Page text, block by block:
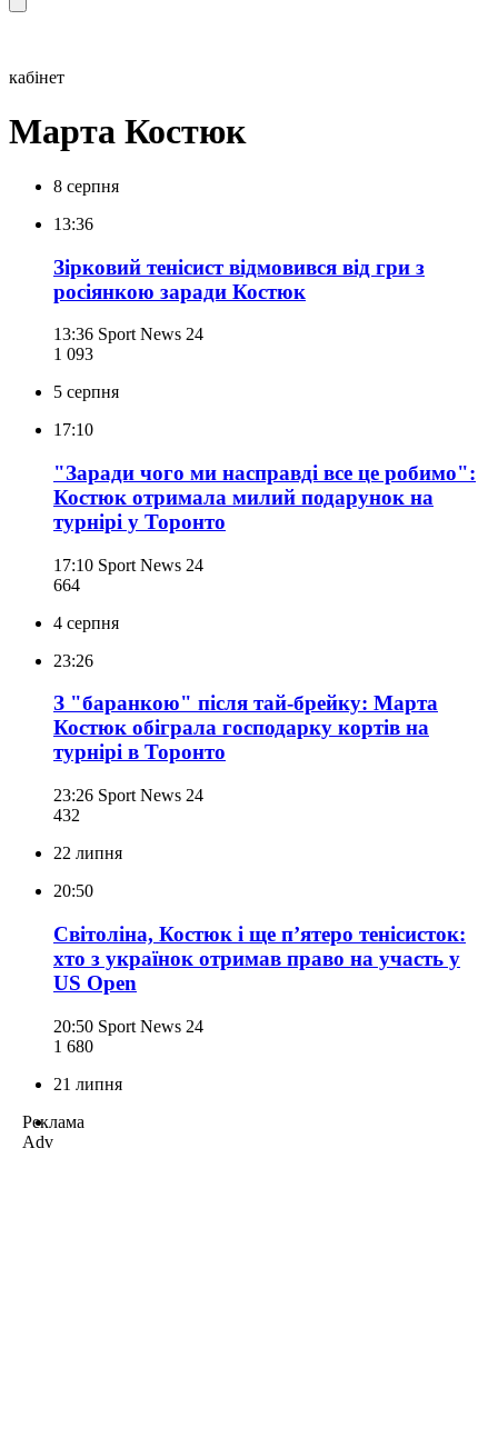
кабінет
Марта Костюк
8 серпня
13:36
Зірковий тенісист відмовився від гри з
росіянкою заради Костюк
13:36 Sport News 24
1 093
5 серпня
17:10
"Заради чого ми насправді все це робимо":
Костюк отримала милий подарунок на
турнірі у Торонто
17:10 Sport News 24
664
4 серпня
23:26
З "баранкою" після тай-брейку: Марта
Костюк обіграла господарку кортів на
турнірі в Торонто
23:26 Sport News 24
432
22 липня
20:50
Світоліна, Костюк і ще п’ятеро тенісисток:
хто з українок отримав право на участь у
US Open
20:50 Sport News 24
1 680
21 липня
Реклама
Adv